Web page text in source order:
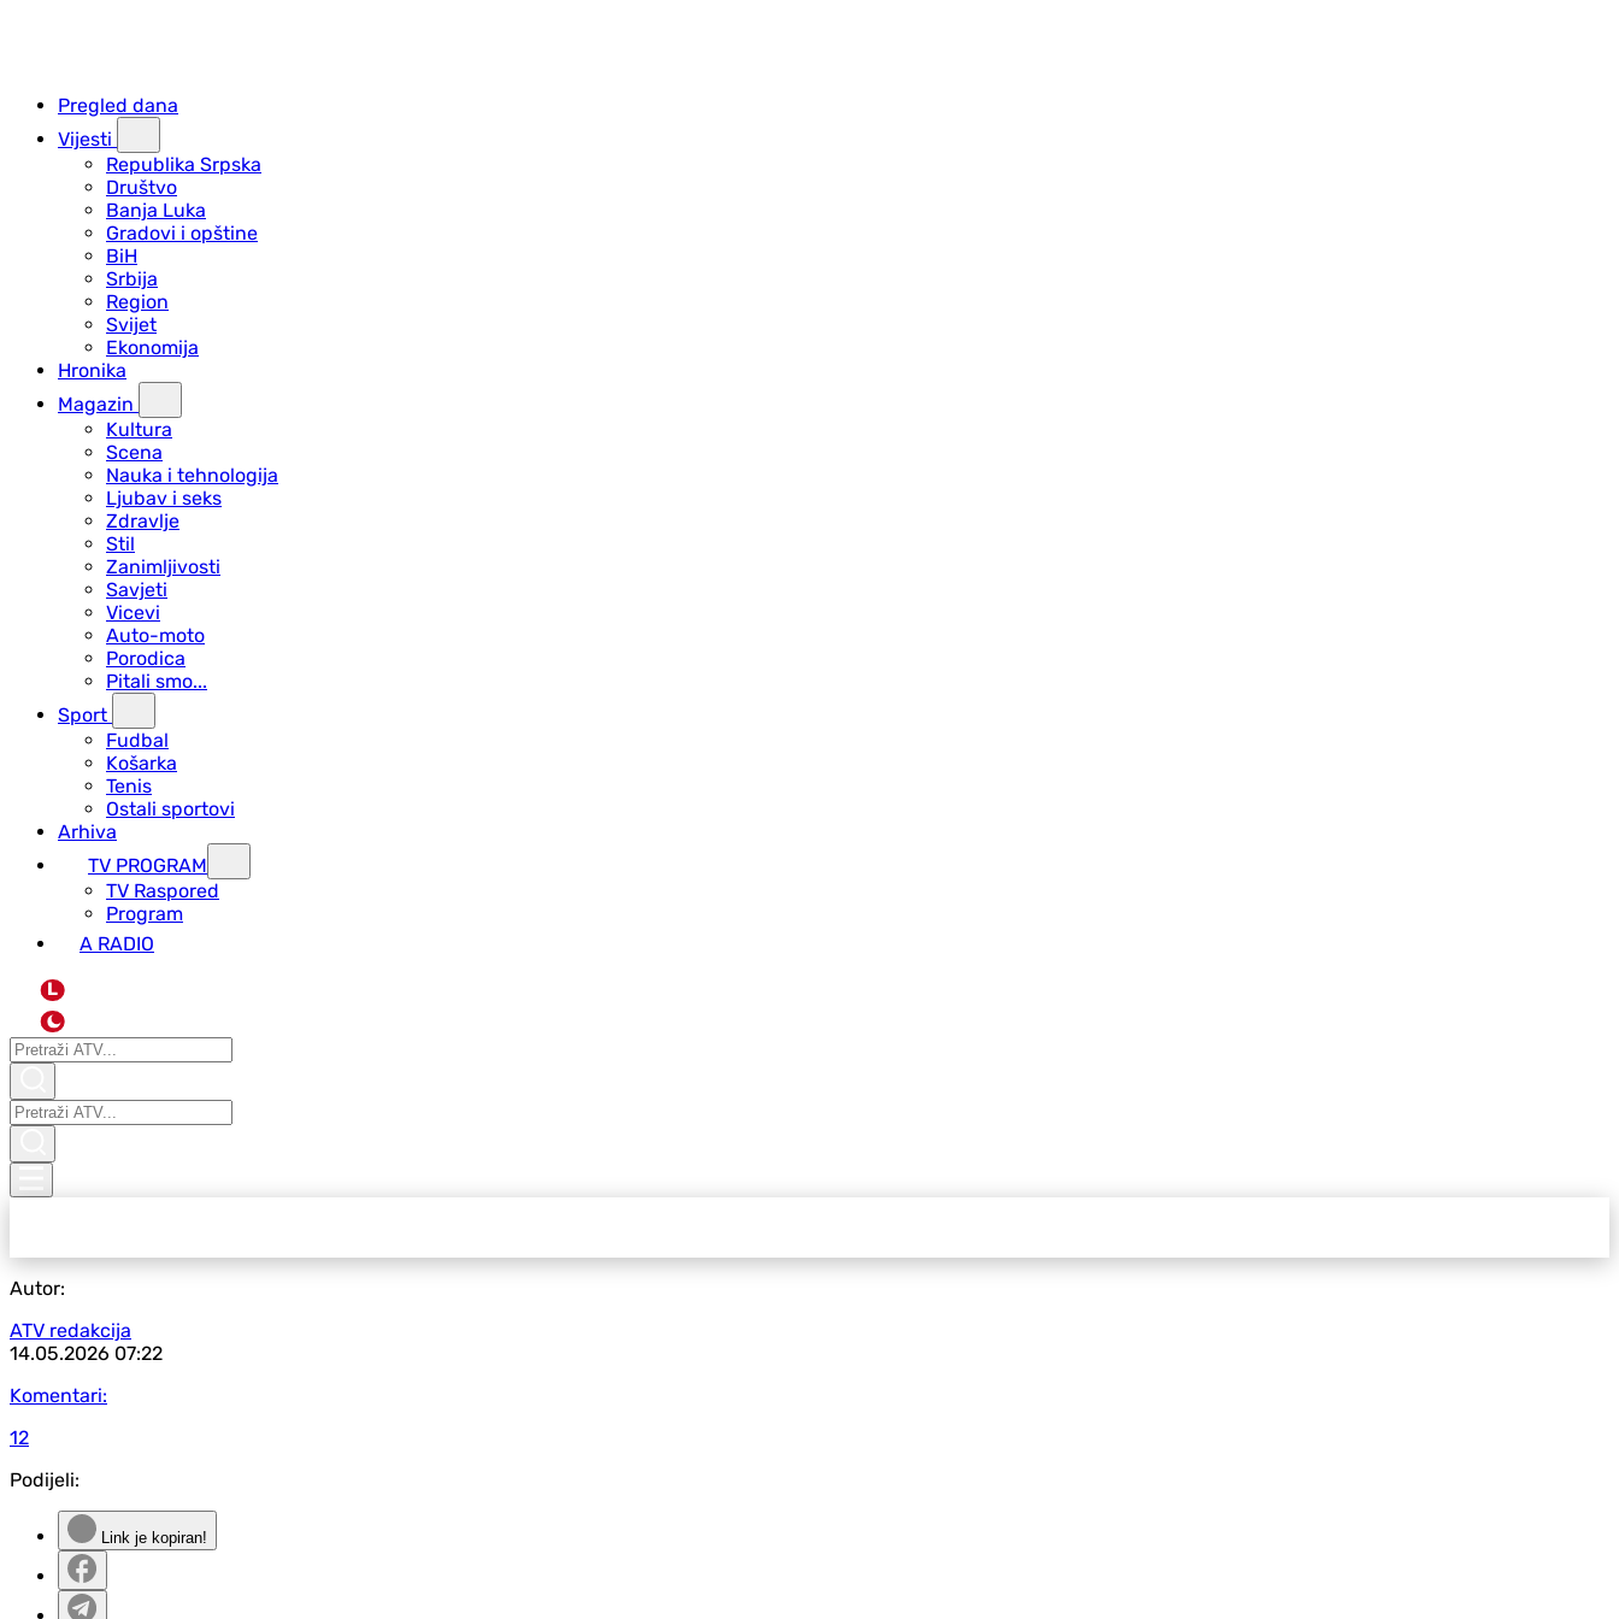
Pregled dana
Vijesti
Republika Srpska
Društvo
Banja Luka
Gradovi i opštine
BiH
Srbija
Region
Svijet
Ekonomija
Hronika
Magazin
Kultura
Scena
Nauka i tehnologija
Ljubav i seks
Zdravlje
Stil
Zanimljivosti
Savjeti
Vicevi
Auto-moto
Porodica
Pitali smo...
Sport
Fudbal
Košarka
Tenis
Ostali sportovi
Arhiva
TV PROGRAM
ТV Raspored
Program
A RADIO
L
Autor:
ATV redakcija
14.05.2026 07:22
Komentari:
12
Podijeli:
Link je kopiran!